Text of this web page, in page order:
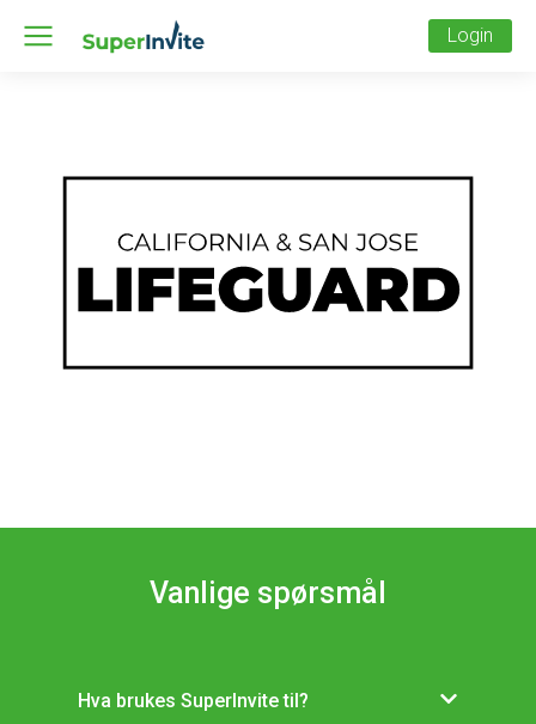
Login
Vanlige spørsmål
Hva brukes SuperInvite til?